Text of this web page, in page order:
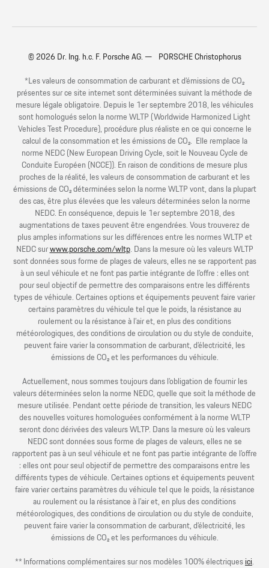
© 2026 Dr. Ing. h.c. F. Porsche AG. — PORSCHE Christophorus
*Les valeurs de consommation de carburant et d’émissions de CO₂
présentes sur ce site internet sont déterminées suivant la méthode de
mesure légale obligatoire. Depuis le 1er septembre 2018, les véhicules
sont homologués selon la norme WLTP (Worldwide Harmonized Light
Vehicles Test Procedure), procédure plus réaliste en ce qui concerne le
calcul de la consommation et les émissions de CO₂. Elle remplace la
norme NEDC (New European Driving Cycle, soit le Nouveau Cycle de
Conduite Européen (NCCE)). En raison de conditions de mesure plus
proches de la réalité, les valeurs de consommation de carburant et les
émissions de CO₂ déterminées selon la norme WLTP vont, dans la plupart
des cas, être plus élevées que les valeurs déterminées selon la norme
NEDC. En conséquence, depuis le 1er septembre 2018, des
augmentations de taxes peuvent être engendrées. Vous trouverez de
plus amples informations sur les différences entre les normes WLTP et
NEDC surwww.porsche.com/wltp. Dans la mesure où les valeurs WLTP
sont données sous forme de plages de valeurs, elles ne se rapportent pas
à un seul véhicule et ne font pas partie intégrante de l’offre : elles ont
pour seul objectif de permettre des comparaisons entre les différents
types de véhicule. Certaines options et équipements peuvent faire varier
certains paramètres du véhicule tel que le poids, la résistance au
roulement ou la résistance à l’air et, en plus des conditions
météorologiques, des conditions de circulation ou du style de conduite,
peuvent faire varier la consommation de carburant, d’électricité, les
émissions de CO₂ et les performances du véhicule.
Actuellement, nous sommes toujours dans l’obligation de fournir les
valeurs déterminées selon la norme NEDC, quelle que soit la méthode de
mesure utilisée. Pendant cette période de transition, les valeurs NEDC
des nouvelles voitures homologuées conformément à la norme WLTP
seront donc dérivées des valeurs WLTP. Dans la mesure où les valeurs
NEDC sont données sous forme de plages de valeurs, elles ne se
rapportent pas à un seul véhicule et ne font pas partie intégrante de l’offre
: elles ont pour seul objectif de permettre des comparaisons entre les
différents types de véhicule. Certaines options et équipements peuvent
faire varier certains paramètres du véhicule tel que le poids, la résistance
au roulement ou la résistance à l’air et, en plus des conditions
météorologiques, des conditions de circulation ou du style de conduite,
peuvent faire varier la consommation de carburant, d’électricité, les
émissions de CO₂ et les performances du véhicule.
** Informations complémentaires sur nos modèles 100% électriques ici.